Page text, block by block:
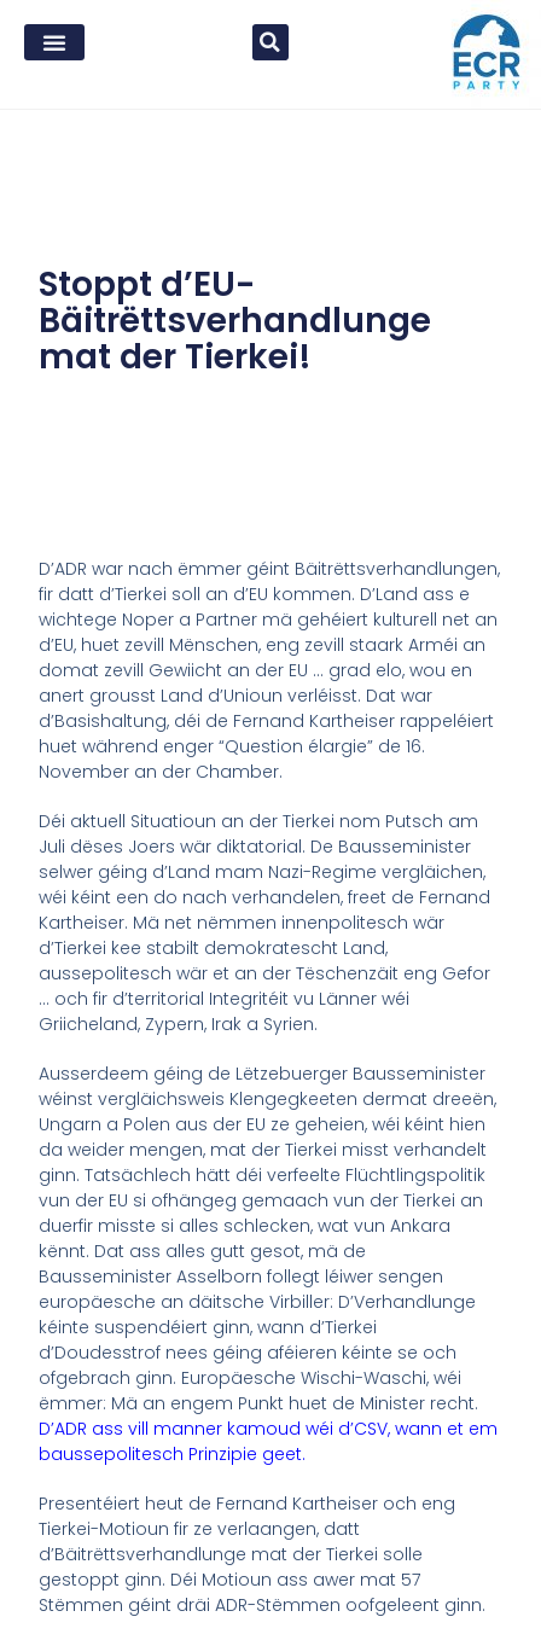
Stoppt d’EU-
Bäitrëttsverhandlunge
mat der Tierkei!
D’ADR war nach ëmmer géint Bäitrëttsverhandlungen,
fir datt d’Tierkei soll an d’EU kommen. D’Land ass e
wichtege Noper a Partner mä gehéiert kulturell net an
d’EU, huet zevill Mënschen, eng zevill staark Arméi an
domat zevill Gewiicht an der EU … grad elo, wou en
anert grousst Land d’Unioun verléisst. Dat war
d’Basishaltung, déi de Fernand Kartheiser rappeléiert
huet während enger “Question élargie” de 16.
November an der Chamber.
Déi aktuell Situatioun an der Tierkei nom Putsch am
Juli dëses Joers wär diktatorial. De Bausseminister
selwer géing d’Land mam Nazi-Regime vergläichen,
wéi kéint een do nach verhandelen, freet de Fernand
Kartheiser. Mä net nëmmen innenpolitesch wär
d’Tierkei kee stabilt demokratescht Land,
aussepolitesch wär et an der Tëschenzäit eng Gefor
… och fir d’territorial Integritéit vu Länner wéi
Griicheland, Zypern, Irak a Syrien.
Ausserdeem géing de Lëtzebuerger Bausseminister
wéinst vergläichsweis Klengegkeeten dermat dreeën,
Ungarn a Polen aus der EU ze geheien, wéi kéint hien
da weider mengen, mat der Tierkei misst verhandelt
ginn. Tatsächlech hätt déi verfeelte Flüchtlingspolitik
vun der EU si ofhängeg gemaach vun der Tierkei an
duerfir misste si alles schlecken, wat vun Ankara
kënnt. Dat ass alles gutt gesot, mä de
Bausseminister Asselborn follegt léiwer sengen
europäesche an däitsche Virbiller: D’Verhandlunge
kéinte suspendéiert ginn, wann d’Tierkei
d’Doudesstrof nees géing aféieren kéinte se och
ofgebrach ginn. Europäesche Wischi-Waschi, wéi
ëmmer: Mä an engem Punkt huet de Minister recht.
D’ADR ass vill manner kamoud wéi d’CSV, wann et em
baussepolitesch Prinzipie geet.
Presentéiert heut de Fernand Kartheiser och eng
Tierkei-Motioun fir ze verlaangen, datt
d’Bäitrëttsverhandlunge mat der Tierkei solle
gestoppt ginn. Déi Motioun ass awer mat 57
Stëmmen géint dräi ADR-Stëmmen oofgeleent ginn.